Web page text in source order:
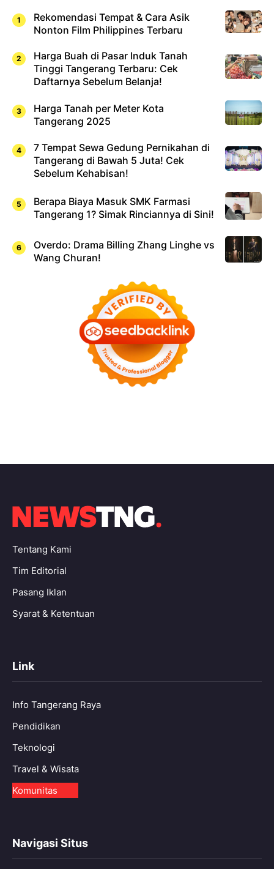
Rekomendasi Tempat & Cara Asik
Nonton Film Philippines Terbaru
Harga Buah di Pasar Induk Tanah
Tinggi Tangerang Terbaru: Cek
Daftarnya Sebelum Belanja!
Harga Tanah per Meter Kota
Tangerang 2025
7 Tempat Sewa Gedung Pernikahan di
Tangerang di Bawah 5 Juta! Cek
Sebelum Kehabisan!
Berapa Biaya Masuk SMK Farmasi
Tangerang 1? Simak Rinciannya di Sini!
Overdo: Drama Billing Zhang Linghe vs
Wang Churan!
Tentang Kami
Tim Editorial
Pasang Iklan
Syarat & Ketentuan
Link
Info Tangerang Raya
Pendidikan
Teknologi
Travel & Wisata
Komunitas
Navigasi Situs